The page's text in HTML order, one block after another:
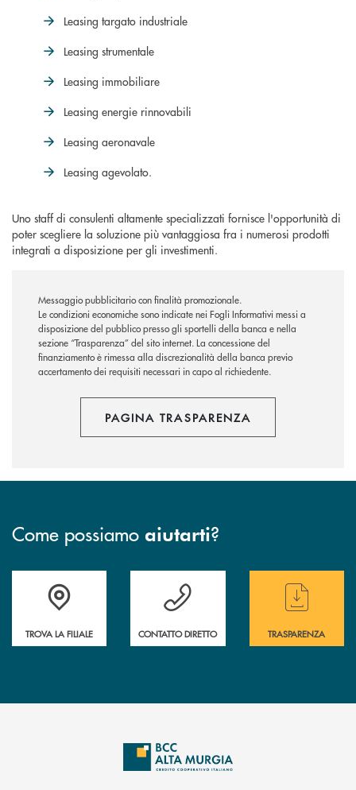
Leasing targato industriale
Leasing strumentale
Leasing immobiliare
Leasing energie rinnovabili
Leasing aeronavale
Leasing agevolato.
Uno staff di consulenti altamente specializzati fornisce l'opportunità di
poter scegliere la soluzione più vantaggiosa fra i numerosi prodotti
integrati a disposizione per gli investimenti.
Messaggio pubblicitario con finalità promozionale.
Le condizioni economiche sono indicate nei Fogli Informativi messi a
disposizione del pubblico presso gli sportelli della banca e nella
sezione “Trasparenza” del sito internet.La concessione del
finanziamento è rimessa alla discrezionalità della banca previo
accertamento dei requisiti necessari in capo al richiedente.
PAGINA TRASPARENZA
Come possiamo aiutarti?
Accedi all' elenco completo delle filiali
TROVA LA FILIALE
Hai bisogno di assistenza immediata ?
CONTATTO DIRETTO
Hai bisogno di
TRASPARENZA